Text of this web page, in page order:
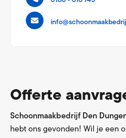
Offerte
Schoonmaakbedrijf Den
hebt ons gevonden! Wil je een